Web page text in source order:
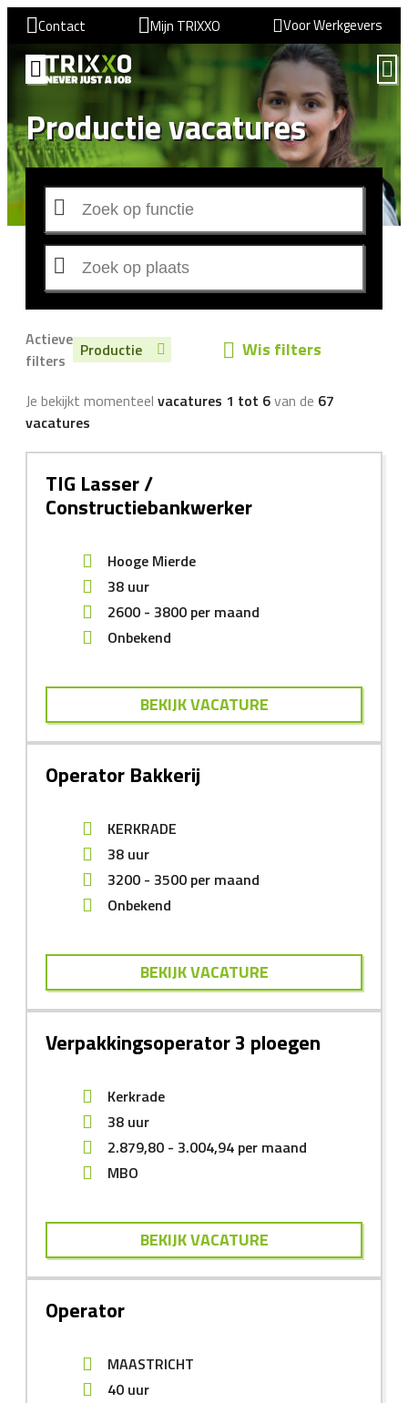
Contact Mijn TRIXXO Voor Werkgevers
Productie vacatures
Actieve
filters
Productie Wis filters
Je bekijkt momenteel vacatures 1 tot 6van de 67
vacatures
TIG Lasser /
Constructiebankwerker
Hooge Mierde
38 uur
2600 - 3800 per maand
Onbekend
BEKIJK VACATURE
Operator Bakkerij
KERKRADE
38 uur
3200 - 3500 per maand
Onbekend
BEKIJK VACATURE
Verpakkingsoperator 3 ploegen
Kerkrade
38 uur
2.879,80 - 3.004,94 per maand
MBO
BEKIJK VACATURE
Operator
MAASTRICHT
40 uur